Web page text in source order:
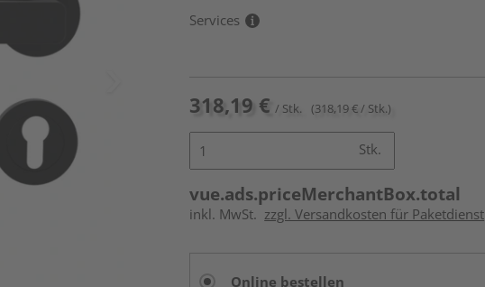
Services
318,19 € / Stk. (318,19 € / Stk.)
Stk.
vue.ads.priceMerchantBox.total
inkl. MwSt. zzgl. Versandkosten für Paketdienst
Online bestellen